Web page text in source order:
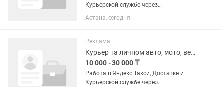
Курьерской службе через
официального партнера Яндекс Такси-
ARLAN TAXI. Подключение онлайн за 5
сразу после...
Астана, сегодня
Реклама
Курьер на личном авто, мото, вело, пеший в Яндекс Доставка
10 000 - 30 000 ₸
Работа в Яндекс Такси, Доставке и
Курьерской службе через